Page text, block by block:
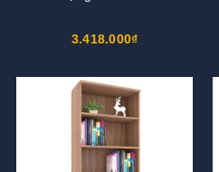
3.418.000₫